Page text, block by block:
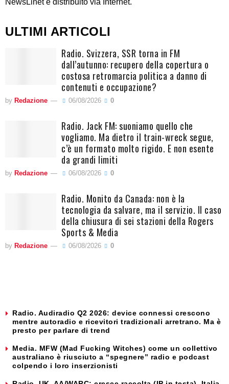
ULTIMI ARTICOLI
Radio. Svizzera, SSR torna in FM
dall’autunno: recupero della copertura o
costosa retromarcia politica a danno di
contenuti e occupazione?
by Redazione 06/08/2026 0
Radio. Jack FM: suoniamo quello che
vogliamo. Ma dietro il train-wreck segue,
c’è un formato molto rigido. E non esente
da grandi limiti
by Redazione 06/08/2026 0
Radio. Monito da Canada: non è la
tecnologia da salvare, ma il servizio. Il caso
della chiusura di sei stazioni della Rogers
Sports & Media
by Redazione 06/08/2026 0
Radio. Audiradio Q2 2026: device connessi crescono
mentre autoradio e ricevitori tradizionali arretrano. Ma è
presto per parlare di trend
Media. MFW (Mad Fucking Witches) come un collettivo
australiano è riusciuto a “spegnere” radio e podcast
colpendo i loro inserzionisti